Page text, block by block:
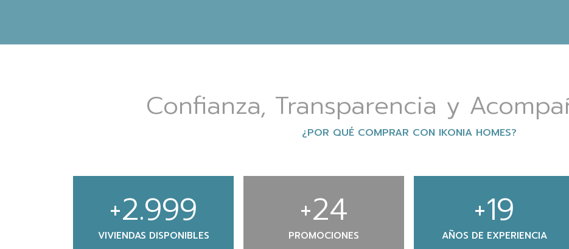
Confianza, Transparencia y
¿POR QUÉ COMPRAR CON IKONIA HOMES?
VIVIENDAS DISPONIBLES
+3.000
PROMOCIONES
+25
AÑOS DE EXPERIENCIA
+20